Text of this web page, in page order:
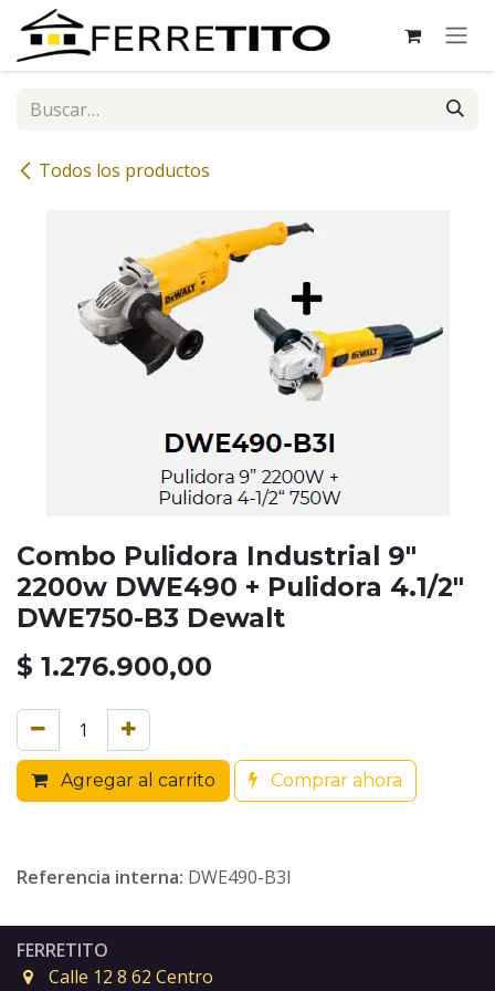
Ir al contenido
Todos los productos
Combo Pulidora Industrial 9"
2200w DWE490 + Pulidora 4.1/2"
DWE750-B3 Dewalt
$ 1.276.900,00
Agregar al carrito Comprar ahora
Referencia interna: DWE490-B3I
FERRETITO
Calle 12 8 62 Centro